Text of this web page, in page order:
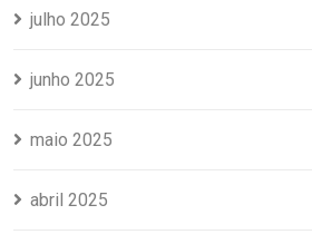
julho 2025
junho 2025
maio 2025
abril 2025